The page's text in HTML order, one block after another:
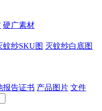
硬广素材
蚊纱SKU图 灭蚊纱白底图
报告证书 产品图片 文件